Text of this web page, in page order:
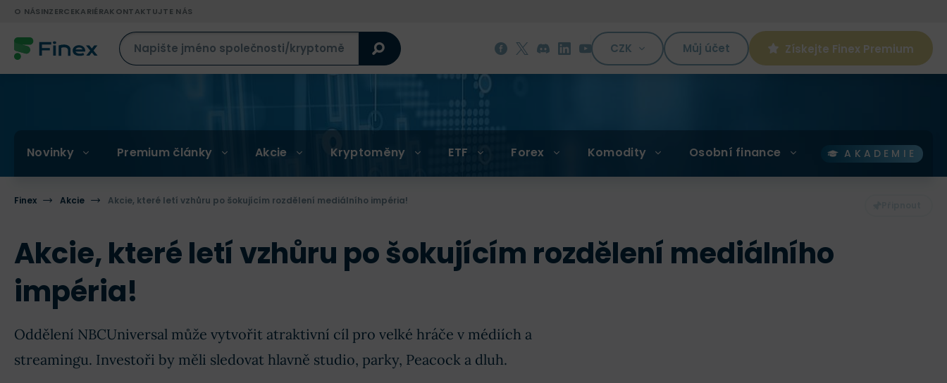
O NÁSINZERCEKARIÉRAKONTAKTUJTE NÁS
CZK Můj účet Získejte Finex Premium
Novinky Premium články Akcie Kryptoměny ETF Forex Komodity Osobní finance AKADEMIE
Finex Akcie Akcie, které letí vzhůru po šokujícím rozdělení mediálního impéria!
Akcie, které letí vzhůru po šokujícím rozdělení mediálního
impéria!
Oddělení NBCUniversal může vytvořit atraktivní cíl pro velké hráče v médiích a
streamingu. Investoři by měli sledovat hlavně studio, parky, Peacock a dluh.